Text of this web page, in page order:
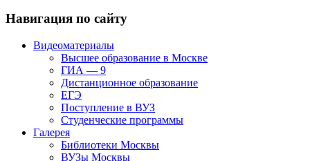
Навигация по сайту
Видеоматериалы
Высшее образование в Москве
ГИА — 9
Дистанционное образование
ЕГЭ
Поступление в ВУЗ
Студенческие программы
Галерея
Библиотеки Москвы
ВУЗы Москвы